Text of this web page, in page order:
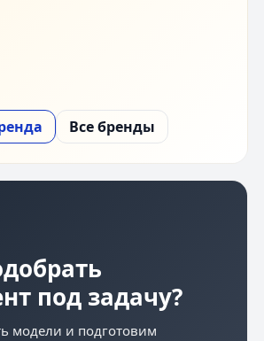
Все бренды
под задачу?
модели и подготовим